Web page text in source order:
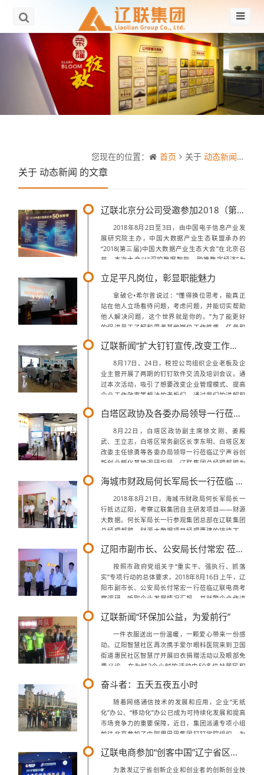
您现在的位置： 首页 关于 动态新闻 的文
关于动态新闻 的文章
辽联北京分公司受邀参加2018（第三届）中国大数据产业生态大会
2018年8月2日至3日，由中国电子信息产业发
展研究院主办，中国大数据产业生态联盟承办的
“2018(第三届)中国大数据产业生态大会”在北京召
开。本次大会以“深挖数据智能，助推数字经济”为
专家以及企业高管发表主题演...
立足平凡岗位，彰显职能魅力
拿破仑•希尔曾说过：“懂得换位思考，能真正
站在他人立场看待问题，考虑问题，并能切实帮助
他人解决问题，这个世界就是你的。”为了能更好
的促进员工了解和思考其他岗位工作性质、任务和
良好有效的沟通氛围，积极协调，相互理解...辽联新闻“扩大钉钉宣传,改变工作方式”
8月17日、24日，税控公司组织企业老板及企
业主管开展了两期的钉钉软件交流及培训会议。通
过本次活动，吸引了想要改变企业管理模式、提高
企业工作效率等想法的老板们，通过我们的讲解和
钉的宣传和钉钉的推广起到了很大的作用...
白塔区政协及各委办局领导一行莅临辽联双创孵化基地调研指导
8月22日，白塔区政协副主席徐文刚、姜殿
武、王立志，白塔区常务副区长李东明、白塔区发
改委主任徐勇等各委办局领导一行莅临辽宁声谷创
新创业孵化基地调研指导，辽联集团总经理郝鹍为
业情况、浪潮大数据创新应用中心以及服务外... 海城市财政局何长军局长一行莅临 辽联集团考察财源大数据项目
2018年8月21日，海城市财政局何长军局长一
行抵达辽阳，考察辽联集团自主研发项目——财源
大数据。何长军局长一行参观集团总部在辽联集团
总经理郝鹍、财源大数据项目经理曹建的接待下，
的发展历程、各项业务做了详细了解，...
辽阳市副市长、公安局长付常宏 莅临辽联电商调研指导
按照市政府党组关于“重实干、强执行、抓落
实”专项行动的总体要求，2018年8月16日上午，辽
阳市副市长、公安局长付常宏一行莅临辽联电商考
察调研，听取企业发展情况汇报，并就警企合作进
公室主任明间，市公安局党委秘书宋...
辽联新闻“环保加公益，为爱前行”
一件衣服送出一份温暖，一颗爱心带来一份感
动。辽阳智慧社区再次携手爱尔眼科医院来到卫国
街道惠民社区智慧厅开展旧衣捐赠活动以及眼部免
费义诊，在为时2个小时的活动中50多位社居民积
来到白塔区卫国街道惠民社区智慧厅开...
奋斗者：五天五夜五小时
随着网络通信技术的发展和应用，企业“无纸
化”办公、“移动化”办公已成为可持续化发展和提高
市场竞争力的重要保障，近日，集团派遣专项小组
前往北京参加了由阿里巴巴集团钉钉学院组织，为
试。专项小组抵达北京担任本次培训的...
辽联电商参加“创客中国”辽宁省区域赛
为激发辽宁省创新企业和创业者的创新创业技